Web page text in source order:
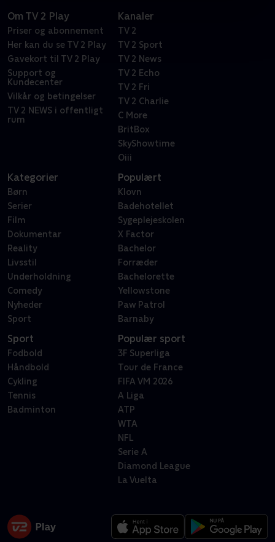
Om TV 2 Play
Priser og abonnement
Her kan du se TV 2 Play
Gavekort til TV 2 Play
Support og
Kundecenter
Vilkår og betingelser
TV 2 NEWS i offentligt
rum
Kanaler
TV 2
TV 2 Sport
TV 2 News
TV 2 Echo
TV 2 Fri
TV 2 Charlie
C More
BritBox
SkyShowtime
Oiii
Kategorier
Børn
Serier
Film
Dokumentar
Reality
Livsstil
Underholdning
Comedy
Nyheder
Sport
Populært
Klovn
Badehotellet
Sygeplejeskolen
X Factor
Bachelor
Forræder
Bachelorette
Yellowstone
Paw Patrol
Barnaby
Sport
Fodbold
Håndbold
Cykling
Tennis
Badminton
Populær sport
3F Superliga
Tour de France
FIFA VM 2026
A Liga
ATP
WTA
NFL
Serie A
Diamond League
La Vuelta